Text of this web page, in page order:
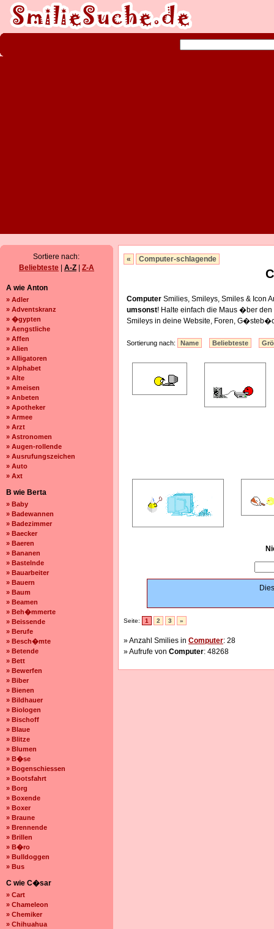
Sortiere nach:
Beliebteste
A-Z Z-A
A wie Anton
» Adler
» Adventskranz
» �gypten
» Aengstliche
» Affen
» Alien
» Alligatoren
» Alphabet
» Alte
» Ameisen
» Anbeten
» Apotheker
» Armee
» Arzt
» Astronomen
» Augen-rollende
» Ausrufungszeichen
» Auto
» Axt
B wie Berta
» Baby
» Badewannen
» Badezimmer
» Baecker
» Baeren
» Bananen
» Bastelnde
» Bauarbeiter
» Bauern
» Baum
» Beamen
» Beh�mmerte
» Beissende
» Berufe
» Besch�mte
» Betende
» Bett
» Bewerfen
» Biber
» Bienen
» Bildhauer
» Biologen
» Bischoff
» Blaue
» Blitze
» Blumen
» B�se
» Bogenschiessen
» Bootsfahrt
» Borg
» Boxende
» Boxer
» Braune
» Brennende
» Brillen
» B�ro
» Bulldoggen
» Bus
C wie C�sar
» Cart
» Chameleon
» Chemiker
» Chihuahua
« Computer-schlagende
Computer Smilies, Smileys, Smiles & Icon
umsonst! Halte einfach die Maus �ber
Smileys in deine Website, Foren,
Sortierung nach: Name Beliebteste
Seite: 1 2 3 »
» Anzahl Smilies in Computer: 28
» Aufrufe von Computer: 48268